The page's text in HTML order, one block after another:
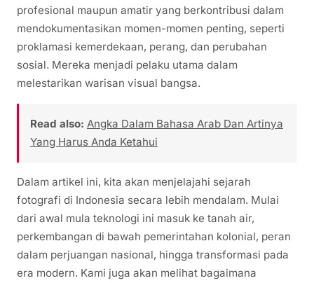
profesional maupun amatir yang berkontribusi dalam
mendokumentasikan momen-momen penting, seperti
proklamasi kemerdekaan, perang, dan perubahan
sosial. Mereka menjadi pelaku utama dalam
melestarikan warisan visual bangsa.
Read also: Angka Dalam Bahasa Arab Dan Artinya
Yang Harus Anda Ketahui
Dalam artikel ini, kita akan menjelajahi sejarah
fotografi di Indonesia secara lebih mendalam. Mulai
dari awal mula teknologi ini masuk ke tanah air,
perkembangan di bawah pemerintahan kolonial, peran
dalam perjuangan nasional, hingga transformasi pada
era modern. Kami juga akan melihat bagaimana